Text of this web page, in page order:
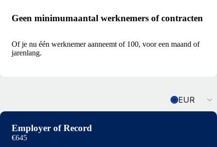
Geen minimumaantal werknemers of contracten
Of je nu één werknemer aanneemt of 100, voor een maand of
jarenlang.
EUR
Employer of Record
€645